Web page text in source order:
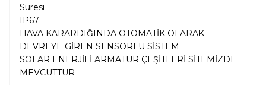
Süresi
IP67
HAVA KARARDIĞINDA OTOMATİK OLARAK
DEVREYE GİREN SENSÖRLÜ SİSTEM
SOLAR ENERJİLİ ARMATÜR ÇEŞİTLERİ SİTEMİZDE
MEVCUTTUR